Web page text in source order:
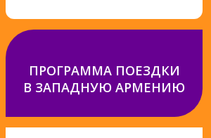
ПРОГРАММА ПОЕЗДКИ
В ЗАПАДНУЮ АРМЕНИЮ